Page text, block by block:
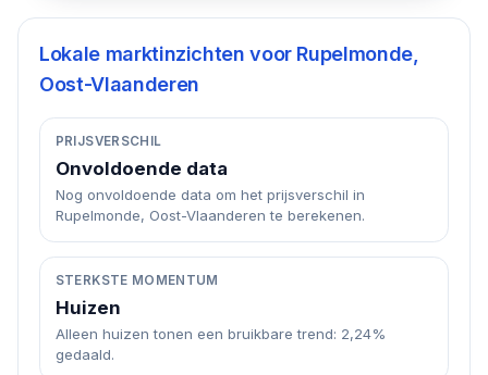
Lokale marktinzichten voor Rupelmonde,
Oost-Vlaanderen
PRIJSVERSCHIL
Onvoldoende data
Nog onvoldoende data om het prijsverschil in
Rupelmonde, Oost-Vlaanderen te berekenen.
STERKSTE MOMENTUM
Huizen
Alleen huizen tonen een bruikbare trend: 2,24%
gedaald.